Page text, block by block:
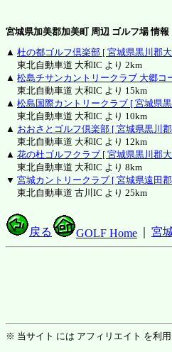
宮城県加美郡加美町 周辺 ゴルフ場 情報
▲ 杜の都ゴルフ倶楽部 [ 宮城県黒川郡
東北自動車道 大和IC より 2km
▲ 松島チサンカントリークラブ 大郷コ
東北自動車道 大和IC より 15km
▲ 松島国際カントリークラブ [ 宮城県
東北自動車道 大和IC より 10km
▲ おおさとゴルフ倶楽部 [ 宮城県黒川
東北自動車道 大和IC より 12km
▲ 花の杜ゴルフクラブ [ 宮城県黒川郡
東北自動車道 大和IC より 8km
▼ 宮城カントリークラブ [ 宮城県遠田
東北自動車道 古川IC より 25km
戻る GOLF Home 宮
※ 当サイト には アフィリエイト を利用